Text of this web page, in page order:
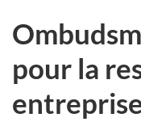
pour la